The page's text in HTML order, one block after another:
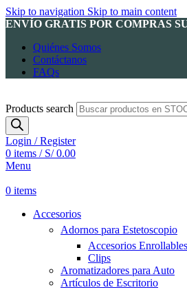
Skip to navigation Skip to main content
ENVÍO GRATIS POR COMPRAS
Quiénes Somos
Contáctanos
FAQs
Products search
Login / Register
0 items / S/0.00
Menu
0 items
Accesorios
Adornos para Estetoscopio
Accesorios Enrollables
Clips
Aromatizadores para Auto
Artículos de Escritorio